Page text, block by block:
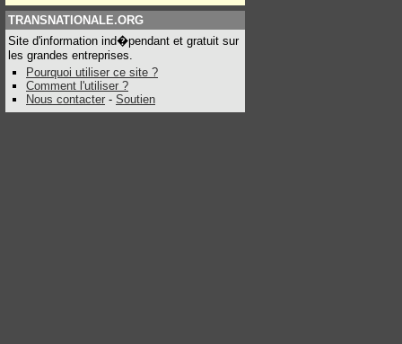
TRANSNATIONALE.ORG
Site d'information ind�pendant et gratuit sur
les grandes entreprises.
Pourquoi utiliser ce site ?
Comment l'utiliser ?
Nous contacter - Soutien